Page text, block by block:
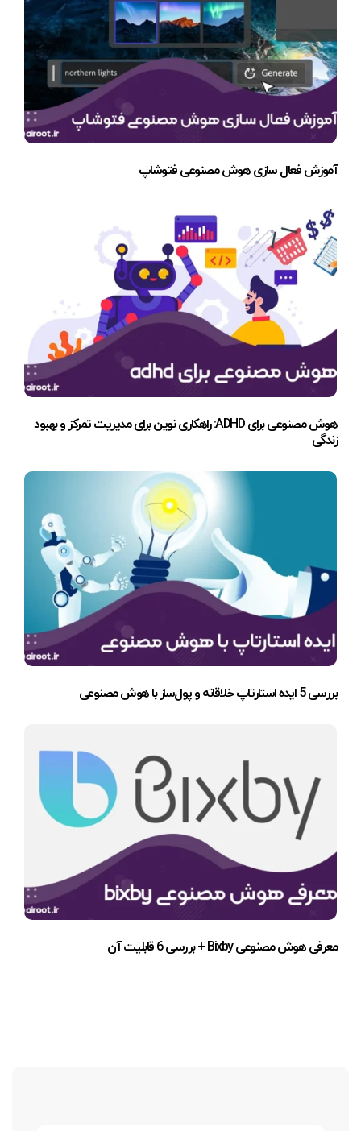
آموزش فعال سازی هوش مصنوعی فتوشاپ
هوش مصنوعی برای ADHD: راهکاری نوین برای مدیریت تمرکز و بهبود
زندگی
بررسی 5 ایده استارتاپ خلاقانه و پول‌ساز با هوش مصنوعی
معرفی هوش مصنوعی Bixby + بررسی 6 قابلیت آن